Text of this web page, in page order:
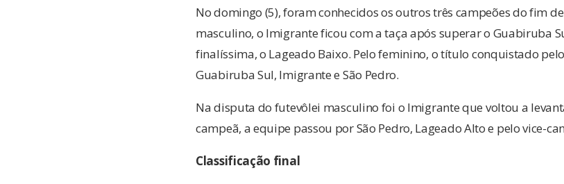
No domingo (5), foram conhecidos os outros três campeões do fim
masculino, o Imigrante ficou com a taça após superar o Guabiruba
finalíssima, o Lageado Baixo. Pelo feminino, o título conquistado
Guabiruba Sul, Imigrante e São Pedro.
Na disputa do futevôlei masculino foi o Imigrante que voltou a
campeã, a equipe passou por São Pedro, Lageado Alto e pelo vice-
Classificação final